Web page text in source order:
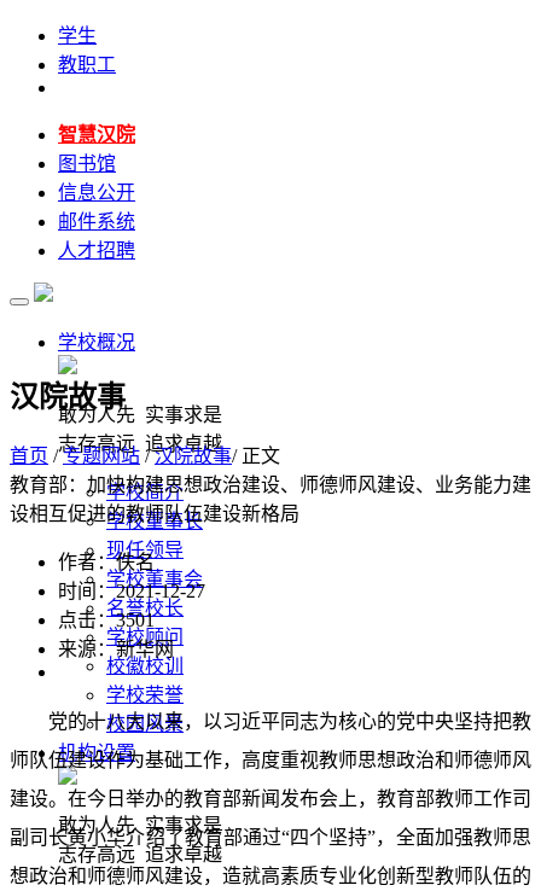
学生
教职工
智慧汉院
图书馆
信息公开
邮件系统
人才招聘
学校概况
敢为人先 实事求是
志存高远 追求卓越
学校简介
学校董事长
现任领导
学校董事会
名誉校长
学校顾问
校徽校训
学校荣誉
校园风景
机构设置
敢为人先 实事求是
志存高远 追求卓越
汉院故事
首页 /专题网站 /汉院故事/ 正文
教育部：加快构建思想政治建设、师德师风建设、业务能力建
设相互促进的教师队伍建设新格局
作者：佚名
时间：2021-12-27
点击：3501
来源：新华网
党的十八大以来，以习近平同志为核心的党中央坚持把教
师队伍建设作为基础工作，高度重视教师思想政治和师德师风
建设。在今日举办的教育部新闻发布会上，教育部教师工作司
副司长黄小华介绍了教育部通过“四个坚持”，全面加强教师思
想政治和师德师风建设，造就高素质专业化创新型教师队伍的